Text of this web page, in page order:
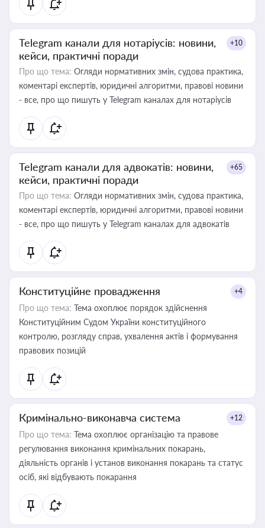
Telegram канали для нотаріусів: новини,
кейси, практичні поради
+10
Про що тема: Огляди нормативних змін, судова практика,
коментарі експертів, юридичні алгоритми, правові новини
- все, про що пишуть у Telegram каналах для нотаріусів
Telegram канали для адвокатів: новини,
кейси, практичні поради
+65
Про що тема: Огляди нормативних змін, судова практика,
коментарі експертів, юридичні алгоритми, правові новини
- все, про що пишуть у Telegram каналах для адвокатів
Конституційне провадження +4
Про що тема: Тема охоплює порядок здійснення
Конституційним Судом України конституційного
контролю, розгляду справ, ухвалення актів і формування
правових позицій
Кримінально-виконавча система +12
Про що тема: Тема охоплює організацію та правове
регулювання виконання кримінальних покарань,
діяльність органів і установ виконання покарань та статус
осіб, які відбувають покарання